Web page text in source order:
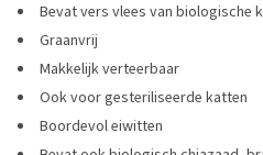
Bevat vers vlees van biologische
Graanvrij
Makkelijk verteerbaar
Ook voor gesteriliseerde katten
Boordevol eiwitten